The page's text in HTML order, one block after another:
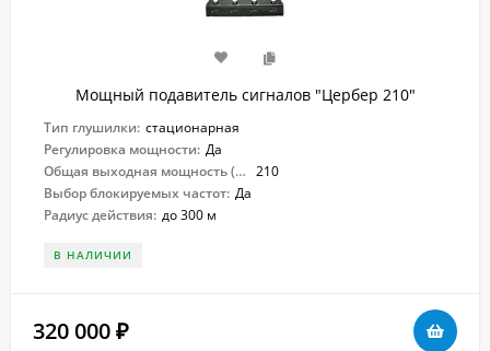
Мощный подавитель сигналов "Цербер 210"
Тип глушилки: стационарная
Регулировка мощности: Да
Общая выходная мощность (Вт): 210
Выбор блокируемых частот: Да
Радиус действия: до 300 м
В НАЛИЧИИ
320 000 ₽